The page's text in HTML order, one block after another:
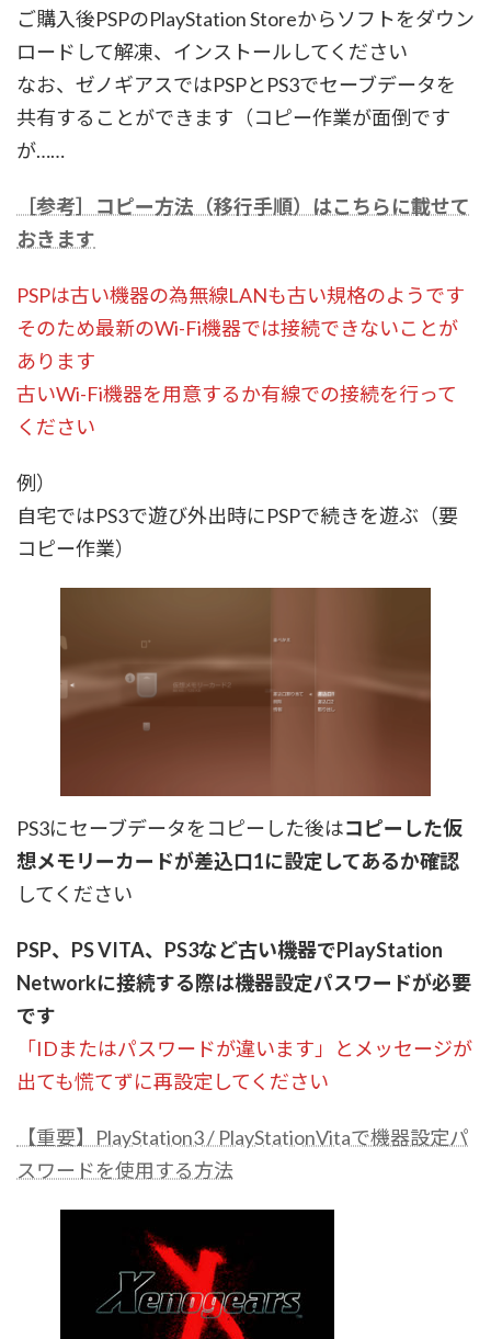
ご購入後PSPのPlayStation Storeからソフトをダウン
ロードして解凍、インストールしてください
なお、ゼノギアスではPSPとPS3でセーブデータを
共有することができます（コピー作業が面倒です
が……
［参考］コピー方法（移行手順）はこちらに載せて
おきます
PSPは古い機器の為無線LANも古い規格のようです
そのため最新のWi-Fi機器では接続できないことが
あります
古いWi-Fi機器を用意するか有線での接続を行って
ください
例）
自宅ではPS3で遊び外出時にPSPで続きを遊ぶ（要
コピー作業）
PS3にセーブデータをコピーした後はコピーした仮
想メモリーカードが差込口1に設定してあるか確認
してください
PSP、PS VITA、PS3など古い機器でPlayStation
Networkに接続する際は機器設定パスワードが必要
です
「IDまたはパスワードが違います」とメッセージが
出ても慌てずに再設定してください
【重要】PlayStation3 / PlayStationVitaで機器設定パ
スワードを使用する方法